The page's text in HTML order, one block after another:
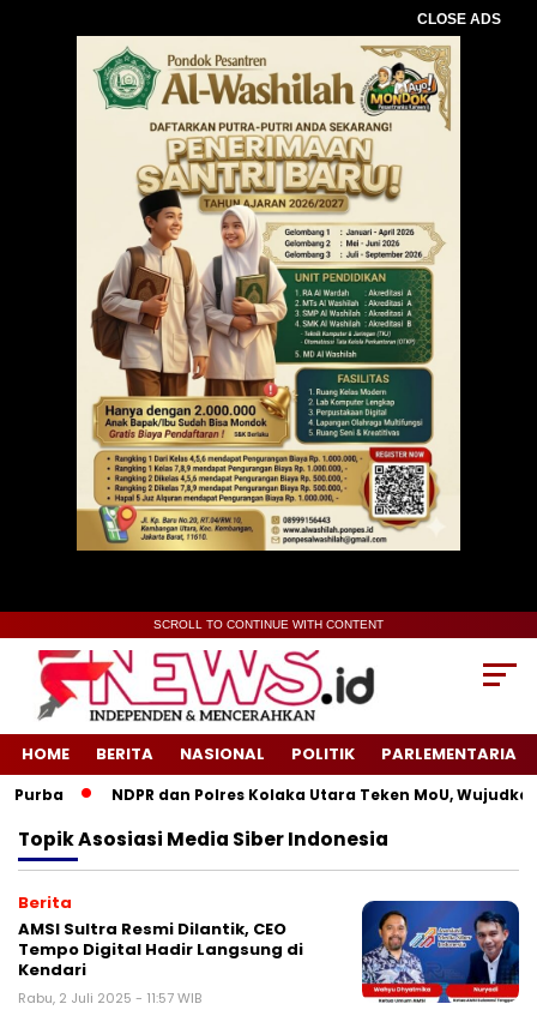
CLOSE ADS
SCROLL TO CONTINUE WITH CONTENT
HOME BERITA NASIONAL POLITIK PARLEMENTARIA
NDPR dan Polres Kolaka Utara Teken MoU,
TopikAsosiasi Media Siber Indonesia
Berita
AMSI Sultra Resmi Dilantik, CEO
Tempo Digital Hadir Langsung di
Kendari
Rabu, 2 Juli 2025 - 11:57 WIB